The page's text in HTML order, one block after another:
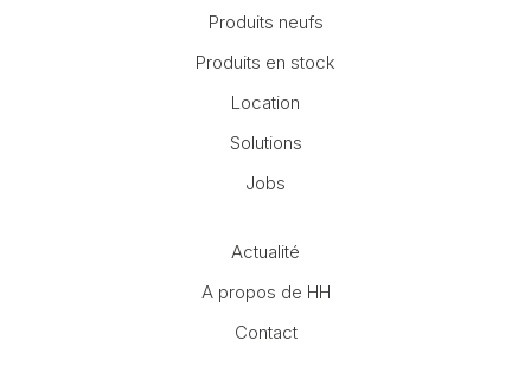
Produits neufs
Produits en stock
Location
Solutions
Jobs
Actualité
A propos de HH
Contact